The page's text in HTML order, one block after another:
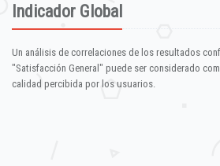
Indicador Global
Un análisis de correlaciones de los resultados
"Satisfacción General" puede ser considerado
calidad percibida por los usuarios.